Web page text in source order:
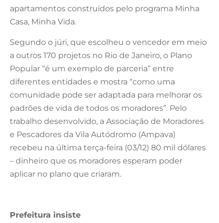
apartamentos construídos pelo programa Minha
Casa, Minha Vida.
Segundo o júri, que escolheu o vencedor em meio
a outros 170 projetos no Rio de Janeiro, o Plano
Popular “é um exemplo de parceria” entre
diferentes entidades e mostra “como uma
comunidade pode ser adaptada para melhorar os
padrões de vida de todos os moradores”. Pelo
trabalho desenvolvido, a Associação de Moradores
e Pescadores da Vila Autódromo (Ampava)
recebeu na última terça-feira (03/12) 80 mil dólares
– dinheiro que os moradores esperam poder
aplicar no plano que criaram.
Prefeitura insiste